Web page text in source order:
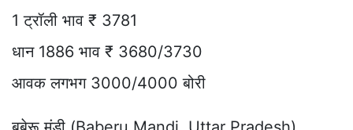
1 ट्रॉली भाव ₹ 3781
धान 1886 भाव ₹ 3680/3730
आवक लगभग 3000/4000 बोरी